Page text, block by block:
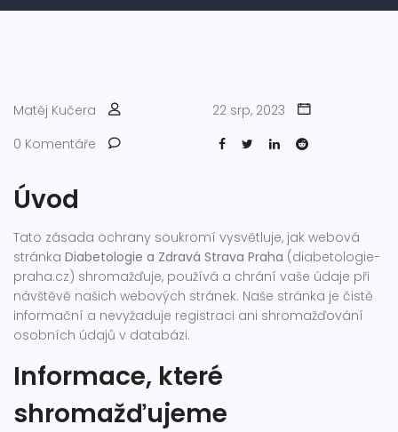
Matěj Kučera
22 srp, 2023
0 Komentáře
Úvod
Tato zásada ochrany soukromí vysvětluje, jak webová
stránka Diabetologie a Zdravá Strava Praha (diabetologie-
praha.cz) shromažďuje, používá a chrání vaše údaje při
návštěvě našich webových stránek. Naše stránka je čistě
informační a nevyžaduje registraci ani shromažďování
osobních údajů v databázi.
Informace, které
shromažďujeme